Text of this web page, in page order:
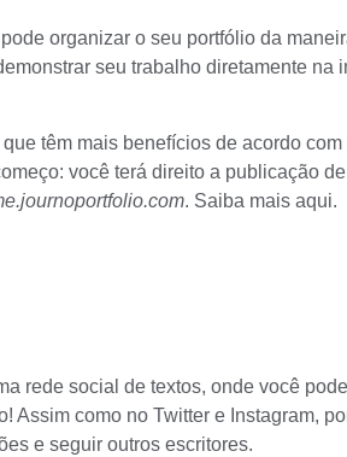
organizar o seu portfólio da
seu trabalho diretamente na
têm mais benefícios de acordo
você terá direito a publicação
. Saiba mais aqui.
rede social de textos, onde você
Assim como no Twitter e Instagram,
e seguir outros escritores.